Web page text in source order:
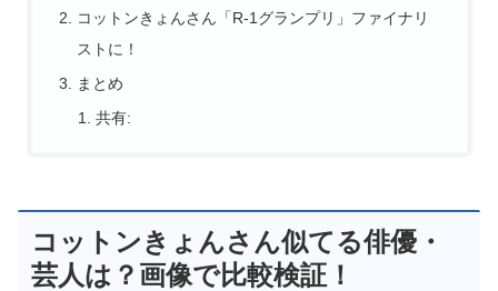
コットンきょんさん「R-1グランプリ」ファイナリ
ストに！
まとめ
共有:
コットンきょんさん似てる俳優・
芸人は？画像で比較検証！